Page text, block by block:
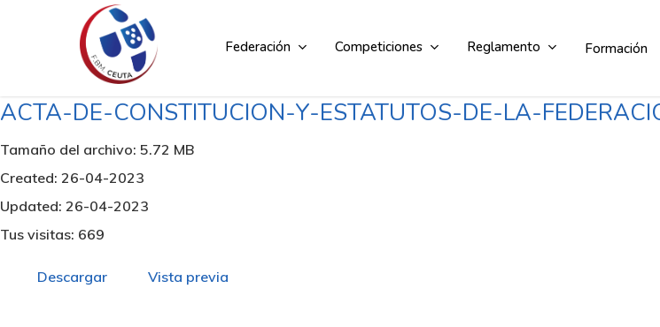
Federación Competiciones Reglamento Formación
ACTA-DE-CONSTITUCION-Y-ESTATUTOS-DE-LA-
Tamaño del archivo: 5.72 MB
Created: 26-04-2023
Updated: 26-04-2023
Tus visitas: 669
Descargar Vista previa